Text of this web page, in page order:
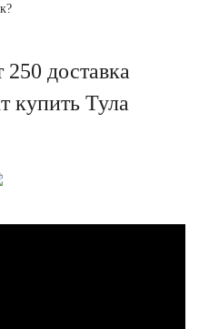
доставка
купить Тула